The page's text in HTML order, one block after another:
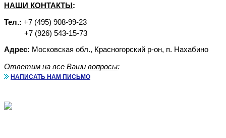
НАШИ КОНТАКТЫ:
Тел.: +7 (495) 908-99-23
+7 (926) 543-15-73
Адрес: Московская обл., Красногорский р-он, п. Нахабино
Ответим на все Ваши вопросы:
НАПИСАТЬ НАМ ПИСЬМО